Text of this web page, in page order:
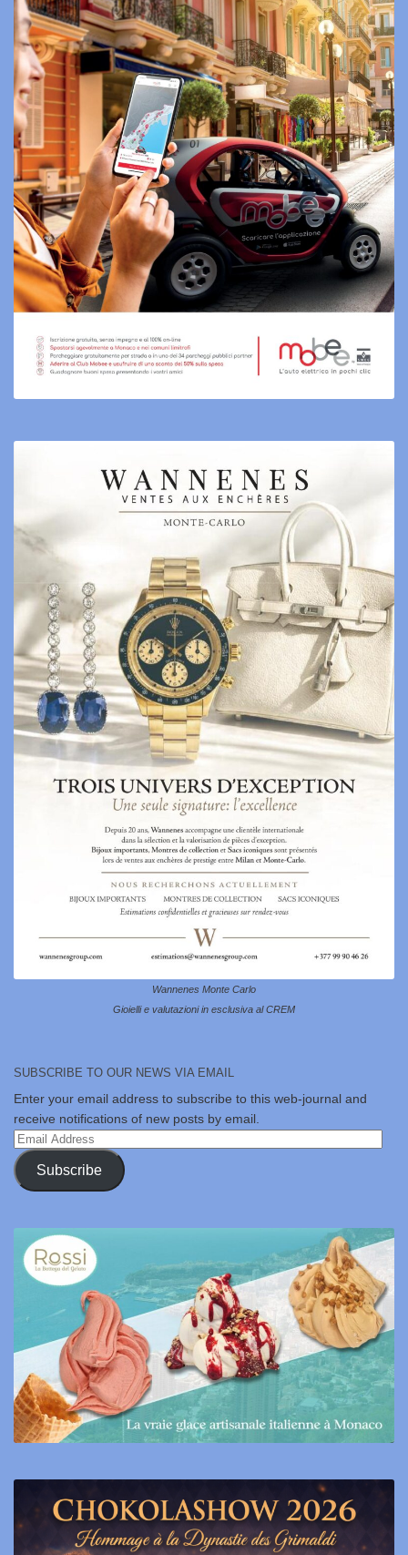
Wannenes Monte Carlo
Gioielli e valutazioni in esclusiva al CREM
SUBSCRIBE TO OUR NEWS VIA EMAIL
Enter your email address to subscribe to this web-journal and
receive notifications of new posts by email.
Email
Address
Subscribe